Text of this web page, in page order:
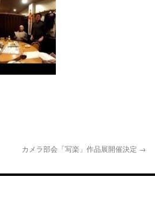
カメラ部会「写楽」作品展開催決定 →